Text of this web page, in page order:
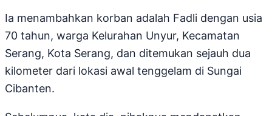
Ia menambahkan korban adalah Fadli dengan usia
70 tahun, warga Kelurahan Unyur, Kecamatan
Serang, Kota Serang, dan ditemukan sejauh dua
kilometer dari lokasi awal tenggelam di Sungai
Cibanten.